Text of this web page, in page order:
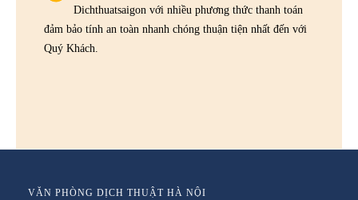
Dichthuatsaigon với nhiều phương thức thanh toán
đảm bảo tính an toàn nhanh chóng thuận tiện nhất đến với
Quý Khách.
VĂN PHÒNG DỊCH THUẬT HÀ NỘI